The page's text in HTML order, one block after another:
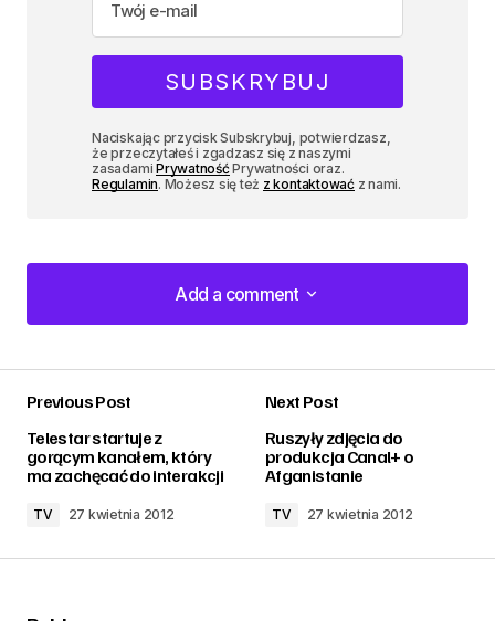
Naciskając przycisk Subskrybuj, potwierdzasz,
że przeczytałeś i zgadzasz się z naszymi
zasadamiPrywatnośćPrywatności oraz.
Regulamin. Możesz się też z kontaktowaćz nami.
Add a comment
Add a comment
Previous Post
Telestar startuje z
gorącym kanałem, który
ma zachęcać do interakcji
TV 27 kwietnia 2012
Next Post
Ruszyły zdjęcia do
produkcja Canal+ o
Afganistanie
TV 27 kwietnia 2012